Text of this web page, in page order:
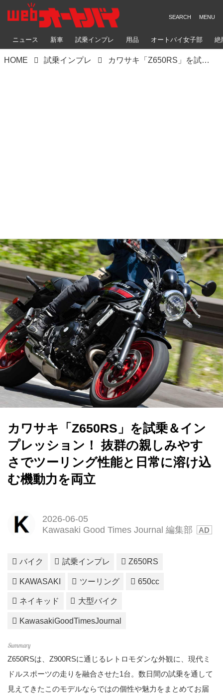
ニュース 新車 試乗インプレ 用品 オートバイ女子部 絶
HOME 試乗インプレ カワサキ「Z650RS」を試乗＆インプレッション！ 抜群の親しみやすさでツーリング性能と日常に溶け込む機動力を両立
カワサキ「Z650RS」を試乗＆イン
プレッション！ 抜群の親しみやす
さでツーリング性能と日常に溶け込
む機動力を両立
2026-06-05
Kawasaki Good Times Journal 編集部
バイク 試乗インプレ Z650RS
KAWASAKI ツーリング 650cc
ネイキッド 大型バイク
KawasakiGoodTimesJournal
Z650RSは、Z900RSに通じるレトロモダンな外観に、現代ミ
ドルスポーツの走りを融合させた1台。数日間の試乗を通して
見えてきたこのモデルならではの個性や魅力をまとめてお届